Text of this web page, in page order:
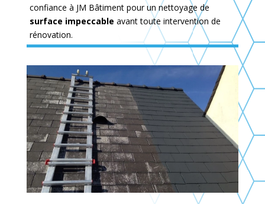
confiance à JM Bâtiment pour un nettoyage de
surface impeccable avant toute intervention de
rénovation.